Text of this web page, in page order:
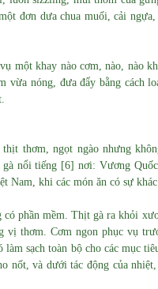
đơn dưa chua muối, cải
một khay nào cơm, nào, nào
nóng, đưa đẩy bằng cách
thơm, ngọt ngào nhưng
nổi tiếng [6] nơi: Vương
khi các món ăn có sự
phần mềm. Thịt gà ra khỏi
vị thơm. Cơm ngon phục vụ
sạch toàn bộ cho các mục
nốt, và dưới tác động của